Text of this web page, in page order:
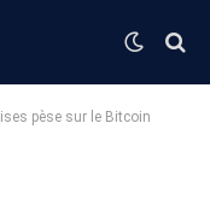
pèse sur le Bitcoin